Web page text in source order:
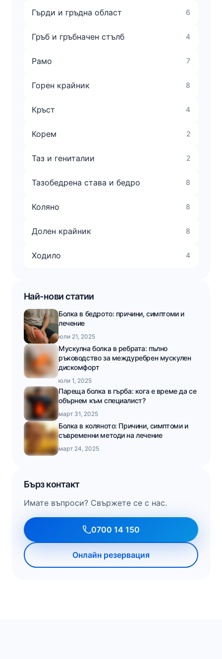
Гърди и гръдна област 6
Гръб и гръбначен стълб 4
Рамо 7
Горен крайник 8
Кръст 4
Корем 2
Таз и гениталии 2
Тазобедрена става и бедро 8
Коляно 8
Долен крайник 8
Ходило 4
Най-нови статии
Болка в бедрото: причини, симптоми и
лечение
юли 21, 2025
Мускулна болка в ребрата: пълно
ръководство за междуребрен мускулен
дискомфорт
юли 1, 2025
Пареща болка в гърба: кога е време да се
обърнем към специалист?
март 31, 2025
Болка в коляното: Причини, симптоми и
съвременни методи на лечение
март 24, 2025
Бърз контакт
Имате въпроси? Свържете се с нас.
0700 14 150
Онлайн резервация